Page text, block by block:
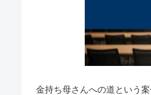
金持ち母さんへの道という